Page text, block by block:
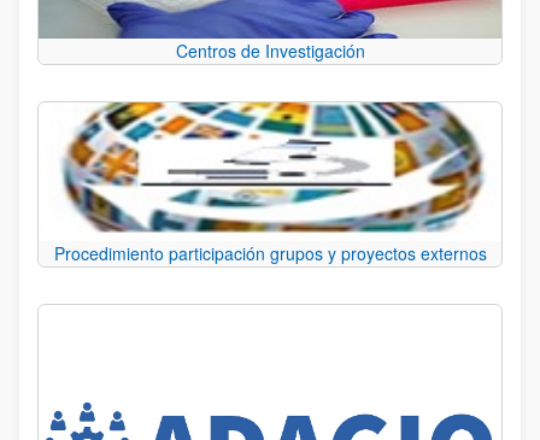
Centros de Investigación
Procedimiento participación grupos y proyectos externos